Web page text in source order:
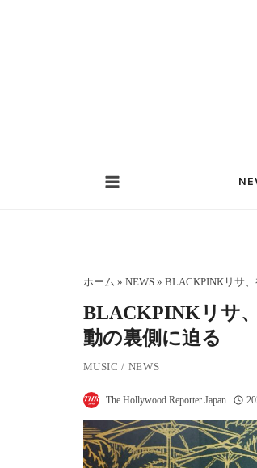
ホーム » NEWS» BLACKPINKリサ
BLACKPINKリサ
動の裏側に迫る
MUSIC / NEWS
The Hollywood Reporter Japan